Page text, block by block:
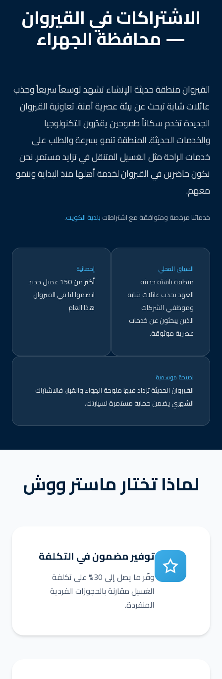
الاشتراكات في القيروان
— محافظة الجهراء
القيروان منطقة حديثة الإنشاء تشهد توسعاً سريعاً وجذب
عائلات شابة تبحث عن بيئة عصرية آمنة. تعاونية القيروان
الجديدة تخدم سكاناً طموحين يقدّرون التكنولوجيا
والخدمات الحديثة. المنطقة تنمو بسرعة والطلب على
خدمات الراحة مثل الغسيل المتنقل في تزايد مستمر. نحن
نكون حاضرين في القيروان لخدمة أهلها منذ البداية وننمو
معهم.
خدماتنا مرخصة ومتوافقة مع اشتراطاتبلدية الكويت.
السياق المحلي
منطقة ناشئة حديثة
العهد تجذب عائلات شابة
وموظفي الشركات
الذين يبحثون عن خدمات
عصرية موثوقة.
إحصائية
أكثر من 150 عميل جديد
انضموا لنا في القيروان
هذا العام
نصيحة موسمية
القيروان الحديثة تزداد فيها ملوحة الهواء والغبار، فالاشتراك
الشهري يضمن حماية مستمرة لسيارتك.
لماذا تختار ماستر ووش
توفير مضمون في التكلفة
وفّر ما يصل إلى 30% على تكلفة
الغسيل مقارنة بالحجوزات الفردية
المنفردة.